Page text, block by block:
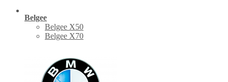
Belgee
Belgee X50
Belgee X70